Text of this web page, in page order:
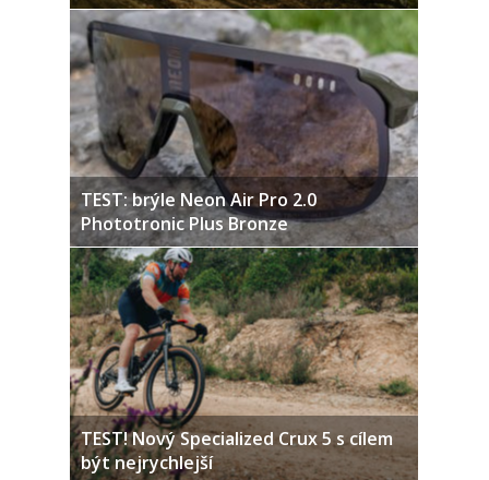
TEST: brýle Neon Air Pro 2.0
Phototronic Plus Bronze
TEST! Nový Specialized Crux 5 s cílem
být nejrychlejší